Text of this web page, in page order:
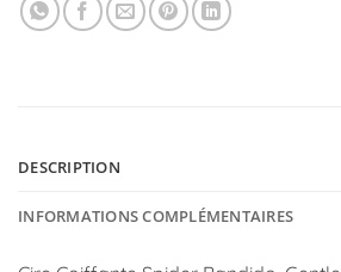
DESCRIPTION
INFORMATIONS COMPLÉMENTAIRES